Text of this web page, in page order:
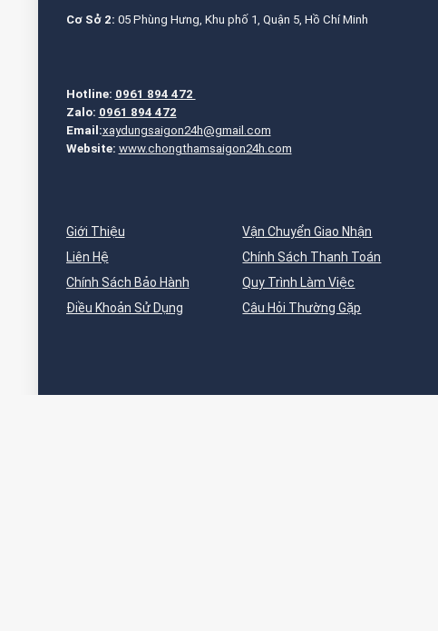
Cơ Sở 2: 05 Phùng Hưng, Khu phố 1, Quận 5, Hồ Chí Minh
Hotline: 0961 894 472
Zalo: 0961 894 472
Email:xaydungsaigon24h@gmail.com
Website: www.chongthamsaigon24h.com
Giới Thiệu
Liên Hệ
Chính Sách Bảo Hành
Điều Khoản Sử Dụng
Vận Chuyển Giao Nhận
Chính Sách Thanh Toán
Quy Trình Làm Việc
Câu Hỏi Thường Gặp